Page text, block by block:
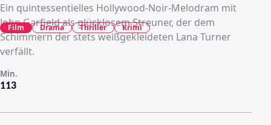
Ein quintessentielles Hollywood-Noir-Melodram mit
John Garfield als glücklosem Streuner, der dem
Schimmern der stets weißgekleideten Lana Turner
verfällt.
113
Min.
Film Drama Thriller Krimi